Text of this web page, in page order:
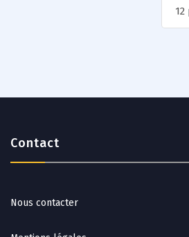
Contact
Nous contacter